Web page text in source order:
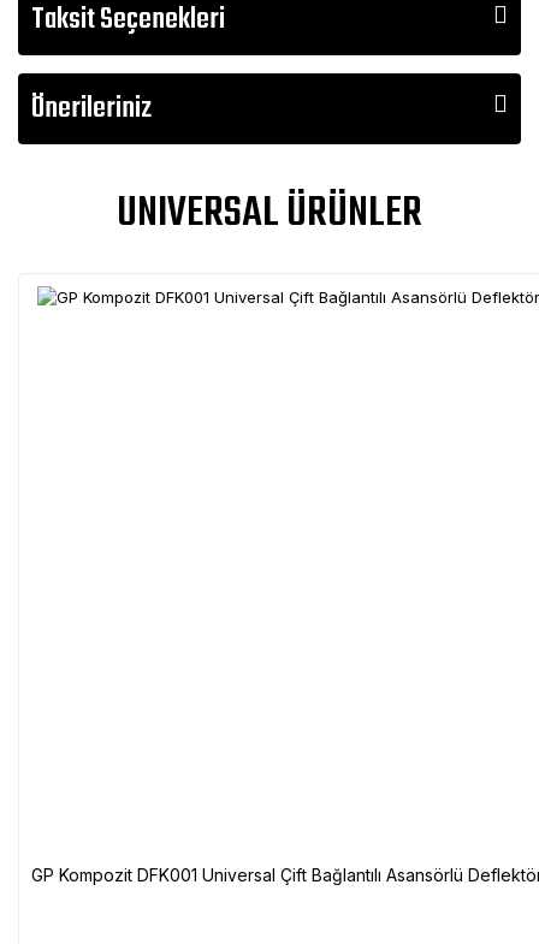
Taksit Seçenekleri
Önerileriniz
UNIVERSAL ÜRÜNLER
GP Kompozit DFK001 Universal Çift Bağlantılı Asansörlü